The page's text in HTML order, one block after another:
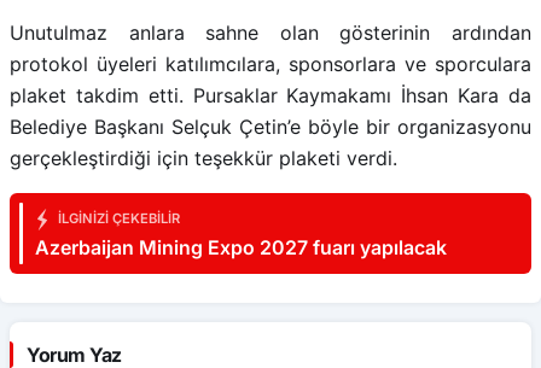
Unutulmaz anlara sahne olan gösterinin ardından
protokol üyeleri katılımcılara, sponsorlara ve sporculara
plaket takdim etti. Pursaklar Kaymakamı İhsan Kara da
Belediye Başkanı Selçuk Çetin’e böyle bir organizasyonu
gerçekleştirdiği için teşekkür plaketi verdi.
İLGINIZI ÇEKEBILIR
Azerbaijan Mining Expo 2027 fuarı yapılacak
Yorum Yaz